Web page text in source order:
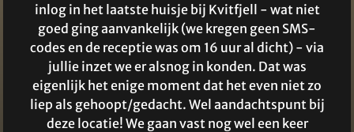
inlog in het laatste huisje bij Kvitfjell - wat niet
goed ging aanvankelijk (we kregen geen SMS-
codes en de receptie was om 16 uur al dicht) - via
jullie inzet we er alsnog in konden. Dat was
eigenlijk het enige moment dat het even niet zo
liep als gehoopt/gedacht. Wel aandachtspunt bij
deze locatie! We gaan vast nog wel een keer